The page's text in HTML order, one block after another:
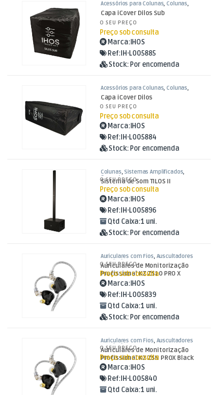
Acessórios para Colunas,Colunas,
Som e Luz
Capa iCover Dilos Sub
O SEU PREÇO
Preço sob consulta
Marca: IHOS
Ref: IH-L005885
Stock: Por encomenda
Acessórios para Colunas,Colunas,
Som e Luz
Capa iCover Dilos
O SEU PREÇO
Preço sob consulta
Marca:IHOS
Ref:IH-L005884
Stock: Por encomenda
Colunas, Sistemas Amplificados,
Som e Luz
Sistema de Som TILOS II
O SEU PREÇO
Preço sob consulta
Marca: IHOS
Ref: IH-L005896
Qtd Caixa:1 uni.
Stock: Por encomenda
Auriculares com Fios, Auscultadores
e Auriculares, Som e Luz
Auriculares de Monitorização
Profissional KZ ZS10 PRO X
O SEU PREÇO
Preço sob consulta
Marca: IHOS
Ref: IH-L005839
Qtd Caixa:1 uni.
Stock: Por encomenda
Auriculares com Fios, Auscultadores
e Auriculares, Som e Luz
Auriculares de Monitorização
Profissional KZ ZSN PROX Black
O SEU PREÇO
Preço sob consulta
Marca: IHOS
Ref: IH-L005840
Qtd Caixa:1 uni.